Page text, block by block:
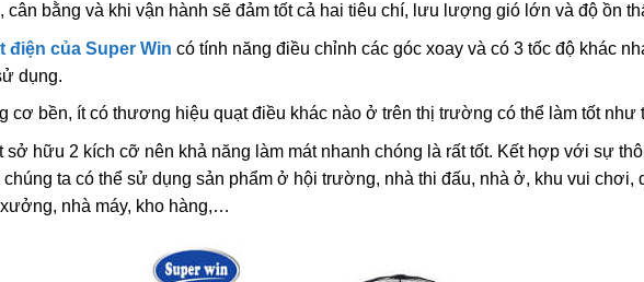
cân bằng và khi vận hành sẽ đảm tốt cả hai tiêu chí, lưu lượng gió lớn và độ ồn
điện của Super Win có tính năng điều chỉnh các góc xoay và có 3 tốc độ khác
dụng.
cơ bền, ít có thương hiệu quạt điều khác nào ở trên thị trường có thể làm tốt như
sở hữu 2 kích cỡ nên khả năng làm mát nhanh chóng là rất tốt. Kết hợp với sự
chúng ta có thể sử dụng sản phẩm ở hội trường, nhà thi đấu, nhà ở, khu vui chơi,
nhà máy, kho hàng,…